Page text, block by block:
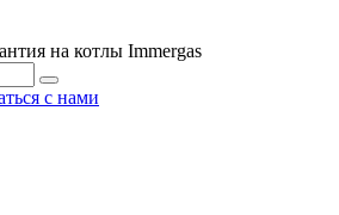
на котлы Immergas
с нами